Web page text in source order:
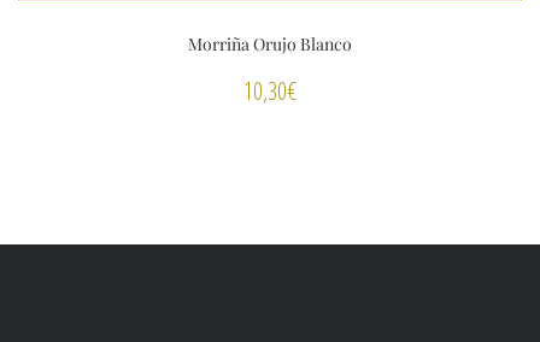
Morriña Orujo Blanco
10,30€